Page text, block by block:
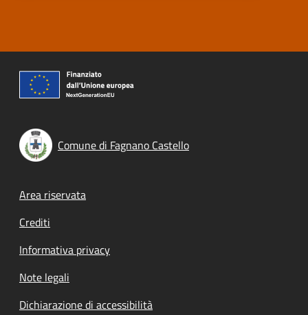
Comune di Fagnano Castello
Footer menu
Area riservata
Crediti
Informativa privacy
Note legali
Dichiarazione di accessibilità